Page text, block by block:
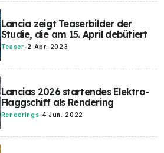
Lancia zeigt Teaserbilder der
Studie, die am 15. April debütiert
Teaser-2 Apr. 2023
Lancias 2026 startendes Elektro-
Flaggschiff als Rendering
Renderings-4 Jun. 2022